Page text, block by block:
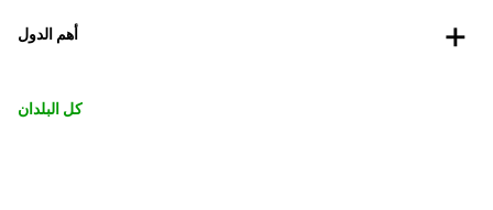
أهم الدول
كل البلدان